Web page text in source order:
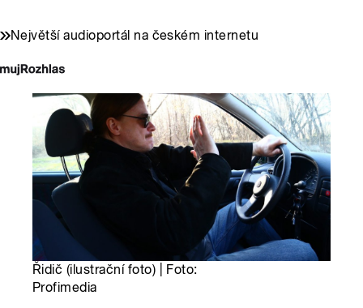
Největší audioportál na českém internetu
Řidič (ilustrační foto) | Foto:
Profimedia